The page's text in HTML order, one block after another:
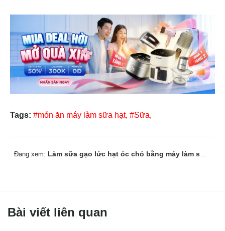
Tags: #món ăn máy làm sữa hạt, #Sữa,
Đang xem: Làm sữa gạo lức hạt óc chó bằng máy làm sữa hạt BlueStone
Bài viết liên quan